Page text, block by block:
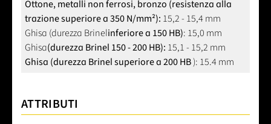
Ottone, metalli non ferrosi, bronzo (resistenza alla
trazione superiore a 350 N/mm²): 15,2 - 15,4 mm
Ghisa (durezza Brinelinferiore a 150 HB): 15,0 mm
Ghisa(durezza Brinel 150 - 200 HB): 15,1 - 15,2 mm
Ghisa (durezza Brinel superiore a 200 HB): 15.4 mm
ATTRIBUTI